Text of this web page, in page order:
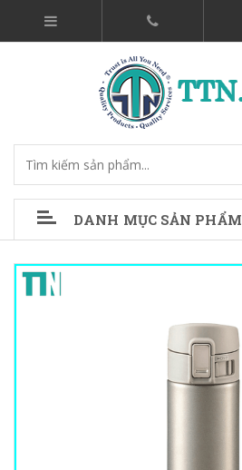
DANH MỤC SẢN PHẨM